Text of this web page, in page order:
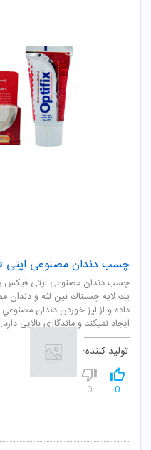
چسب دندان مصنوعی
چسب دندان مصنوعی اپتی فیکس
يك لايه چسبناك بين لثه و دندان
داده و از ليز خوردن دندان
ایجاد نمیکند و ماندگاری بالایی دارد.
تولید کننده:
0
0